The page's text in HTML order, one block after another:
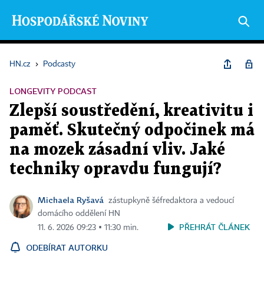
HN.cz › Podcasty
LONGEVITY PODCAST
Zlepší soustředění, kreativitu i
paměť. Skutečný odpočinek má
na mozek zásadní vliv. Jaké
techniky opravdu fungují?
Michaela Ryšavá
zástupkyně šéfredaktora a vedoucí
domácího oddělení HN
11. 6. 2026 09:23 ▪ 11:30 min.
PŘEHRÁT ČLÁNEK
ODEBÍRAT AUTORKU